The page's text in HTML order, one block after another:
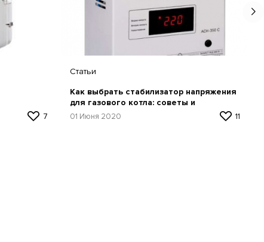
7
Статьи
Как выбрать стабилизатор напряжения
для газового котла: советы и
рекомендации по выбору
01 Июня 2020 11